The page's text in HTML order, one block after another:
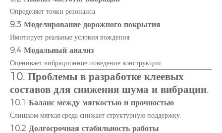
Определяет точки резонанса.
9.3 Моделирование дорожного покрытия
Имитирует реальные условия вождения.
9.4 Модальный анализ
Оценивает вибрационное поведение конструкции.
10. Проблемы в разработке клеевых
составов для снижения шума и вибрации.
10.1 Баланс между мягкостью и прочностью
Слишком мягкая среда снижает структурную поддержку.
10.2 Долгосрочная стабильность работы